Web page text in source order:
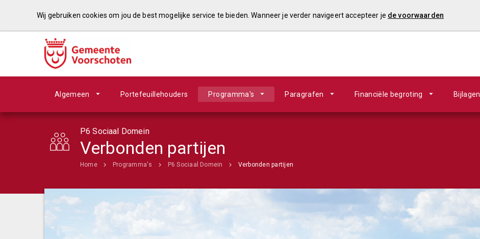
Algemeen Portefeuillehouders Programma's Paragrafen Financiële begroting Bijlagen
P6 Sociaal Domein
Verbonden partijen
Home Programma's P6 Sociaal Domein Verbonden partijen
Wij gebruiken cookies om jou de best mogelijke service te bieden. Wanneer je verder navigeert accepteer je de voorwaarden